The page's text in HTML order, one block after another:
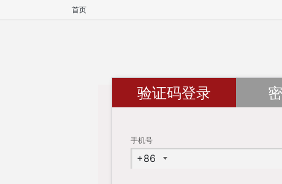
首页
验证码登录
手机号